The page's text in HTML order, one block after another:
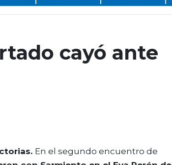
cayó ante
En el segundo encuentro de